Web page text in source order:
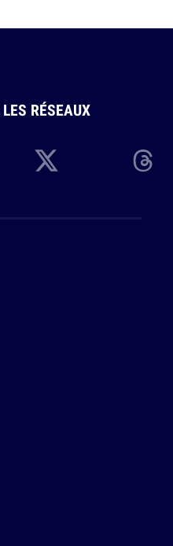
LES RÉSEAUX